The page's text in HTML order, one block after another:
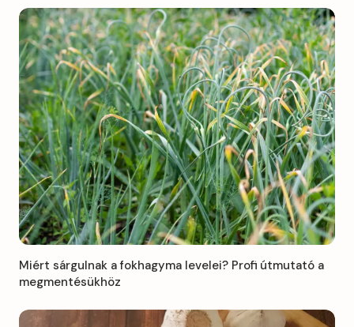
Miért sárgulnak a fokhagyma levelei? Profi útmutató a
megmentésükhöz